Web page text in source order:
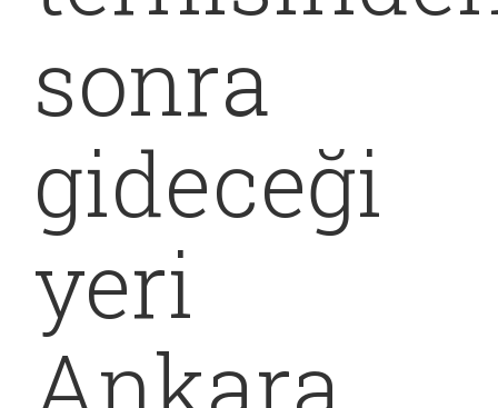
sonra
gideceği
yeri